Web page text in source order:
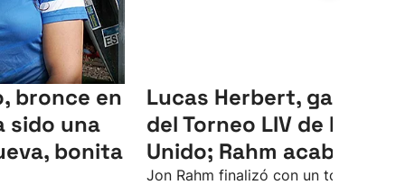
bronce en
sido una
bonita
Lucas Herbert, ganador
del Torneo LIV de Reino
Unido; Rahm acaba 23º
Jon Rahm finalizó con un total de -4